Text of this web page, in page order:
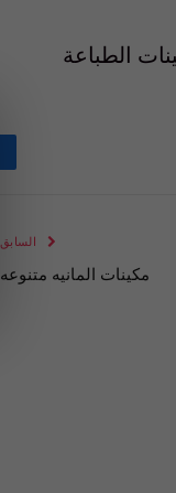
الطباعة
السابق
مكينات المانيه متنوعه